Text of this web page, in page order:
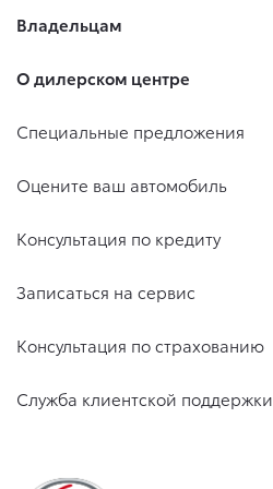
Владельцам
О дилерском центре
Специальные предложения
Оцените ваш автомобиль
Консультация по кредиту
Записаться на сервис
Консультация по страхованию
Служба клиентской поддержки